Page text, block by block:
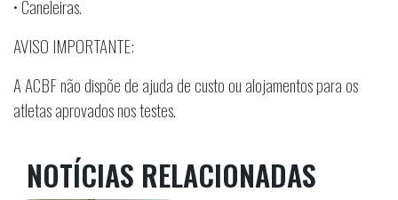
• Caneleiras.
AVISO IMPORTANTE:
A ACBF não dispõe de ajuda de custo ou alojamentos para os
atletas aprovados nos testes.
NOTÍCIAS RELACIONADAS